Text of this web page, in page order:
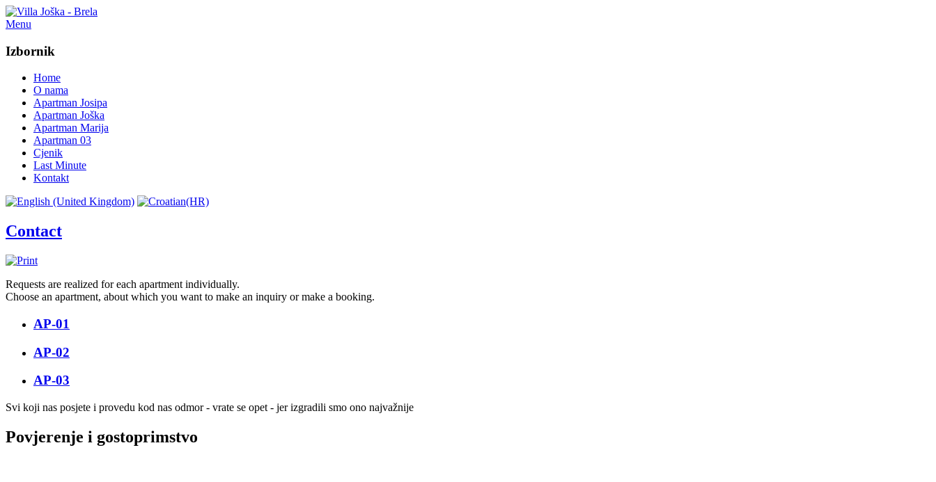
Menu
Izbornik
Home
O nama
Apartman Josipa
Apartman Joška
Apartman Marija
Apartman 03
Cjenik
Last Minute
Kontakt
Contact
Requests are realized for each apartment individually.
Choose an apartment, about which you want to make an inquiry or make a booking.
AP-01
AP-02
AP-03
Svi koji nas posjete i provedu kod nas odmor - vrate se opet - jer izgradili smo ono najvažnije
Povjerenje i gostoprimstvo